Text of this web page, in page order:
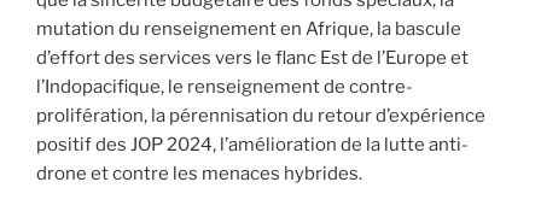
mutation du renseignement en Afrique, la bascule
d’effort des services vers le flanc Est de l’Europe et
l’Indopacifique, le renseignement de contre-
prolifération, la pérennisation du retour d’expérience
positif des JOP 2024, l’amélioration de la lutte anti-
drone et contre les menaces hybrides.